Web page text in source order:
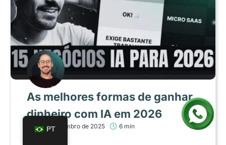
As melhores formas de ganhar
dinheiro com IA em 2026
18 de dezembro de 2025 6 min
PT